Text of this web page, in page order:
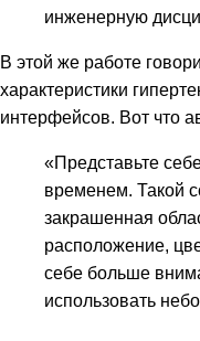
инженерную
В этой же работе
характеристики
интерфейсов. Вот что
«Представьте
временем. Такой
закрашенная
расположение,
себе больше
использовать